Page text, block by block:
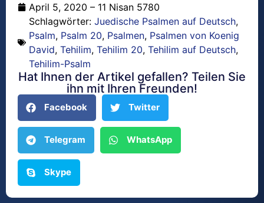
April 5, 2020 – 11 Nisan 5780
Schlagwörter: Juedische Psalmen auf Deutsch,
Psalm, Psalm 20, Psalmen, Psalmen von Koenig
David, Tehilim, Tehilim 20, Tehilim auf Deutsch,
Tehilim-Psalm
Hat Ihnen der Artikel gefallen? Teilen Sie
ihn mit Ihren Freunden!
Facebook Twitter
Telegram WhatsApp
Skype